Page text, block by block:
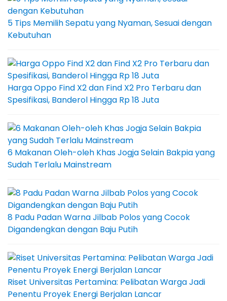
5 Tips Memilih Sepatu yang Nyaman, Sesuai dengan
Kebutuhan
Harga Oppo Find X2 dan Find X2 Pro Terbaru dan
Spesifikasi, Banderol Hingga Rp 18 Juta
6 Makanan Oleh-oleh Khas Jogja Selain Bakpia yang
Sudah Terlalu Mainstream
8 Padu Padan Warna Jilbab Polos yang Cocok
Digandengkan dengan Baju Putih
Riset Universitas Pertamina: Pelibatan Warga Jadi
Penentu Proyek Energi Berjalan Lancar